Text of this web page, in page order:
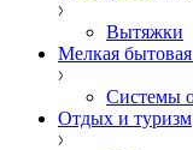
Вытяжки
Мелкая
Системы
Отдых и туризм